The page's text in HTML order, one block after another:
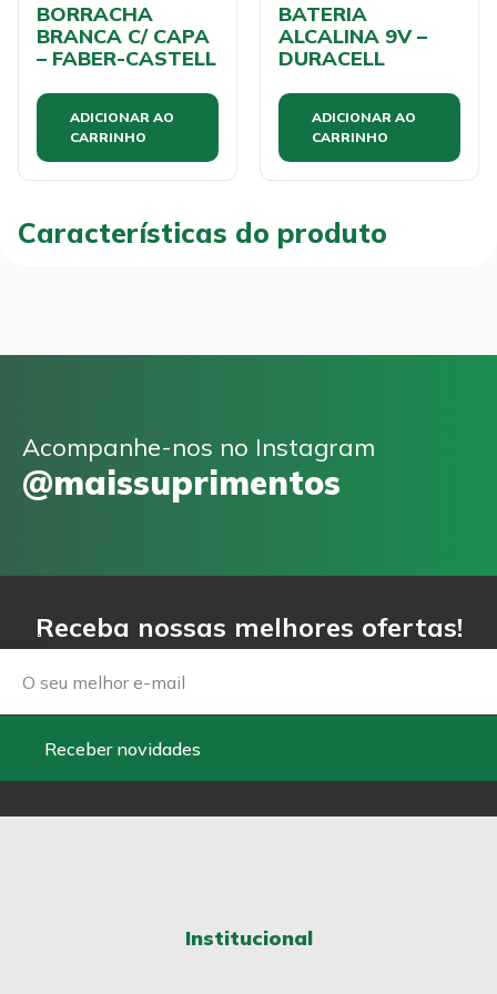
BORRACHA
BRANCA C/ CAPA
– FABER-CASTELL
ADICIONAR AO
CARRINHO
BATERIA
ALCALINA 9V –
DURACELL
ADICIONAR AO
CARRINHO
Características do produto
Acompanhe-nos no Instagram
@maissuprimentos
Receba nossas melhores ofertas!
Email
Receber novidades
Institucional